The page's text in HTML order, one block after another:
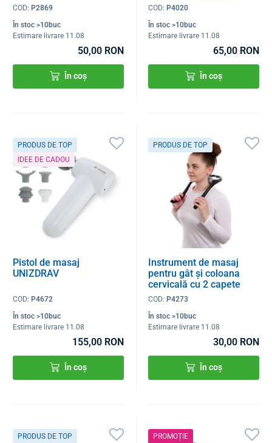
COD: P2869
În stoc >10buc
Estimare livrare 11.08
50,00 RON
În coș
COD:P4020
În stoc >10buc
Estimare livrare 11.08
65,00 RON
În coș
PRODUS DE TOP
IDEE DE CADOU
Pistol de masaj
UNIZDRAV
COD: P4672
În stoc >10buc
Estimare livrare 11.08
155,00 RON
În coș
PRODUS DE TOP
Instrument de masaj
pentru gât și coloana
cervicală cu 2 capete
COD:P4273
În stoc >10buc
Estimare livrare 11.08
30,00 RON
În coș
PRODUS DE TOP
PROMOȚIE